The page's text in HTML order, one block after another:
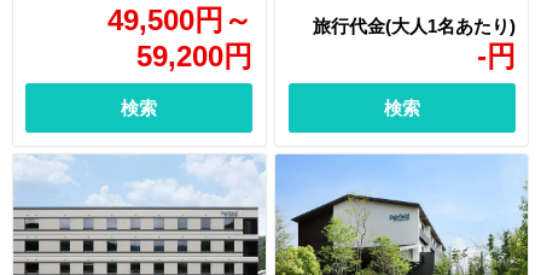
49,500円 ～
59,200円
検索
- 円
検索